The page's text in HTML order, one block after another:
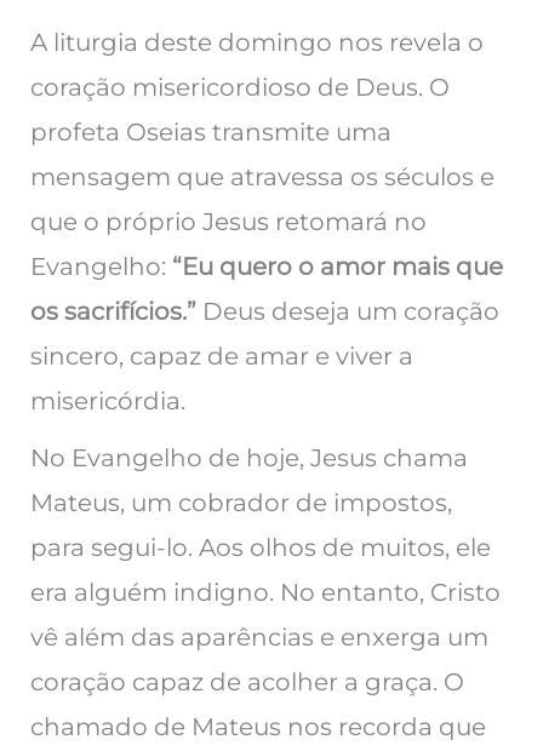
A liturgia deste domingo nos revela o
coração misericordioso de Deus. O
profeta Oseias transmite uma
mensagem que atravessa os séculos e
que o próprio Jesus retomará no
Evangelho: “Eu quero o amor mais que
os sacrifícios.” Deus deseja um coração
sincero, capaz de amar e viver a
misericórdia.
No Evangelho de hoje, Jesus chama
Mateus, um cobrador de impostos,
para segui-lo. Aos olhos de muitos, ele
era alguém indigno. No entanto, Cristo
vê além das aparências e enxerga um
coração capaz de acolher a graça. O
chamado de Mateus nos recorda que